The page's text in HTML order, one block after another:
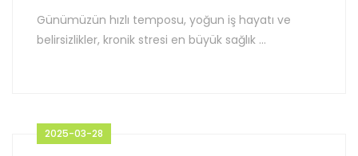
Günümüzün hızlı temposu, yoğun iş hayatı ve
belirsizlikler, kronik stresi en büyük sağlık ...
2025-03-28